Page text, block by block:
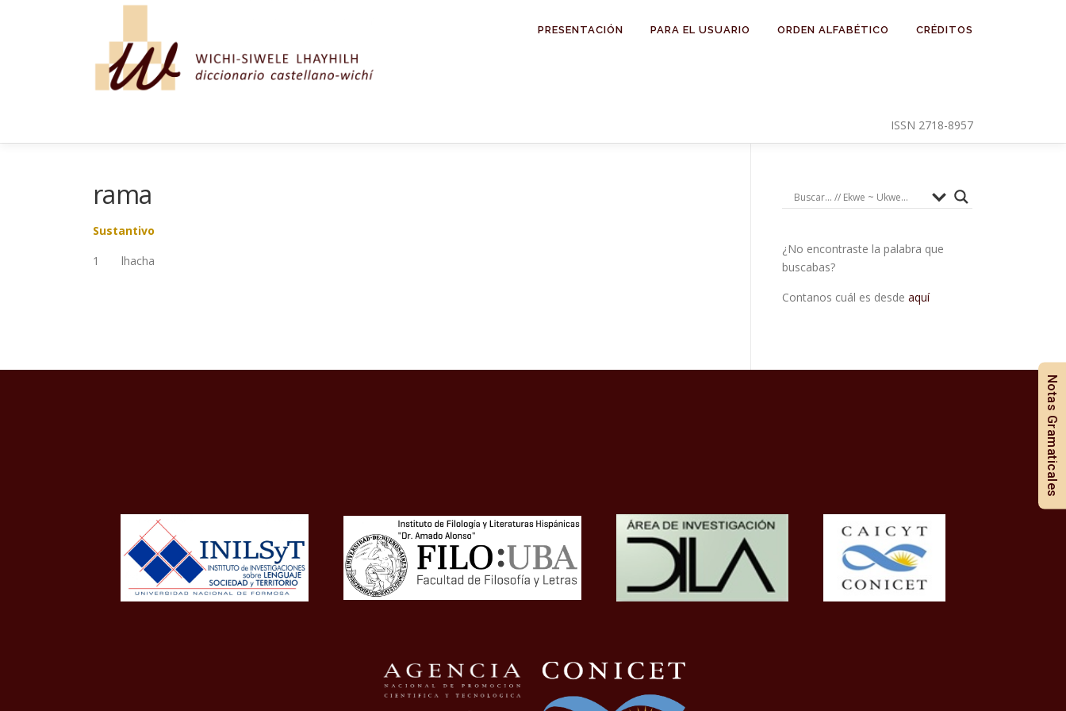
PRESENTACIÓN PARA EL USUARIO ORDEN ALFABÉTICO CRÉDITOS
ISSN 2718-8957
rama
Sustantivo
1 lhacha
¿No encontraste la palabra que
buscabas?
Contanos cuál es desde aquí
Notas Gramaticales